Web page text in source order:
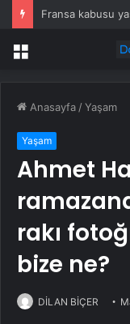
Menü
Anasayfa /Yaşam
Yaşam
Ahmet
rakı
bize ne?
DİLAN BİÇER